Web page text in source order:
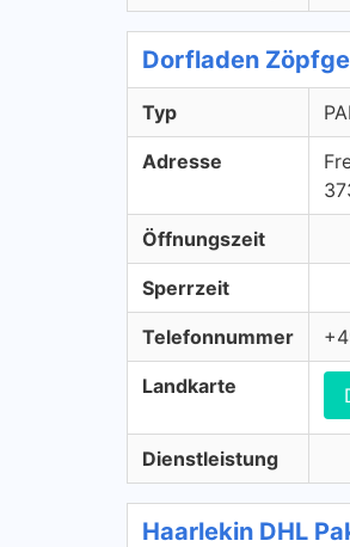
Dorfladen
Typ
Adresse
Öffnungszeit
Sperrzeit
Telefonnummer
Landkarte
Dienstleistung
Haarlekin DHL